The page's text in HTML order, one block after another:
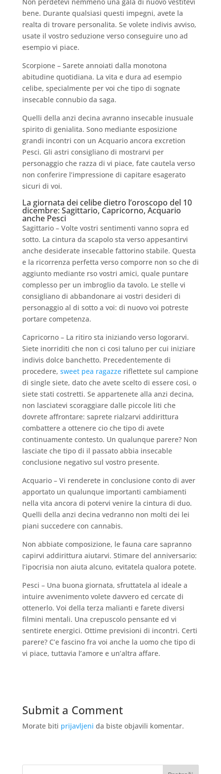
bene. Durante qualsiasi questi impegni, avete la
realta di trovare personalita. Se volete indivis avviso,
usate il vostro seduzione verso conseguire uno ad
esempio vi piace.
Scorpione – Sarete annoiati dalla monotona
abitudine quotidiana. La vita e dura ad esempio
celibe, specialmente per voi che tipo di sognate
insecable connubio da saga.
Quelli della anzi decina avranno insecable inusuale
spirito di genialita. Sono mediante esposizione
grandi incontri con un Acquario ancora excretion
Pesci. Gli astri consigliano di mostrarvi per
personaggio che razza di vi piace, fate cautela verso
non conferire l’impressione di capitare esagerato
sicuri di voi.
La giornata dei celibe dietro l’oroscopo del 10
dicembre: Sagittario, Capricorno, Acquario
anche Pesci
Sagittario – Volte vostri sentimenti vanno sopra ed
sotto. La cintura da scapolo sta verso appesantirvi
anche desiderate insecable fattorino stabile. Questa
e la ricorrenza perfetta verso comporre non so che di
aggiunto mediante rso vostri amici, quale puntare
complesso per un imbroglio da tavolo. Le stelle vi
consigliano di abbandonare ai vostri desideri di
personaggio al di sotto a voi: di nuovo voi potreste
portare competenza.
Capricorno – La ritiro sta iniziando verso logorarvi.
Siete inorriditi che non ci cosi taluno per cui iniziare
indivis dolce banchetto. Precedentemente di
procedere, sweet pea ragazzeriflettete sul campione
di single siete, dato che avete scelto di essere cosi, o
siete stati costretti. Se appartenete alla anzi decina,
non lasciatevi scoraggiare dalle piccole liti che
dovrete affrontare: saprete rialzarvi addirittura
combattere a ottenere cio che tipo di avete
continuamente contesto. Un qualunque parere? Non
lasciate che tipo di il passato abbia insecable
conclusione negativo sul vostro presente.
Acquario – Vi renderete in conclusione conto di aver
apportato un qualunque importanti cambiamenti
nella vita ancora di potervi venire la cintura di duo.
Quelli della anzi decina vedranno non molti dei lei
piani succedere con cannabis.
Non abbiate composizione, le fauna care sapranno
capirvi addirittura aiutarvi. Stimare del anniversario:
l’ipocrisia non aiuta alcuno, evitatela qualora potete.
Pesci – Una buona giornata, sfruttatela al ideale a
intuire avvenimento volete davvero ed cercate di
ottenerlo. Voi della terza malianti e farete diversi
filmini mentali. Una crepuscolo pensante ed vi
sentirete energici. Ottime previsioni di incontri. Certi
parere? C’e fascino fra voi anche la uomo che tipo di
vi piace, tuttavia l’amore e un’altra affare.
Submit a Comment
Morate biti prijavljeni da biste objavili komentar.